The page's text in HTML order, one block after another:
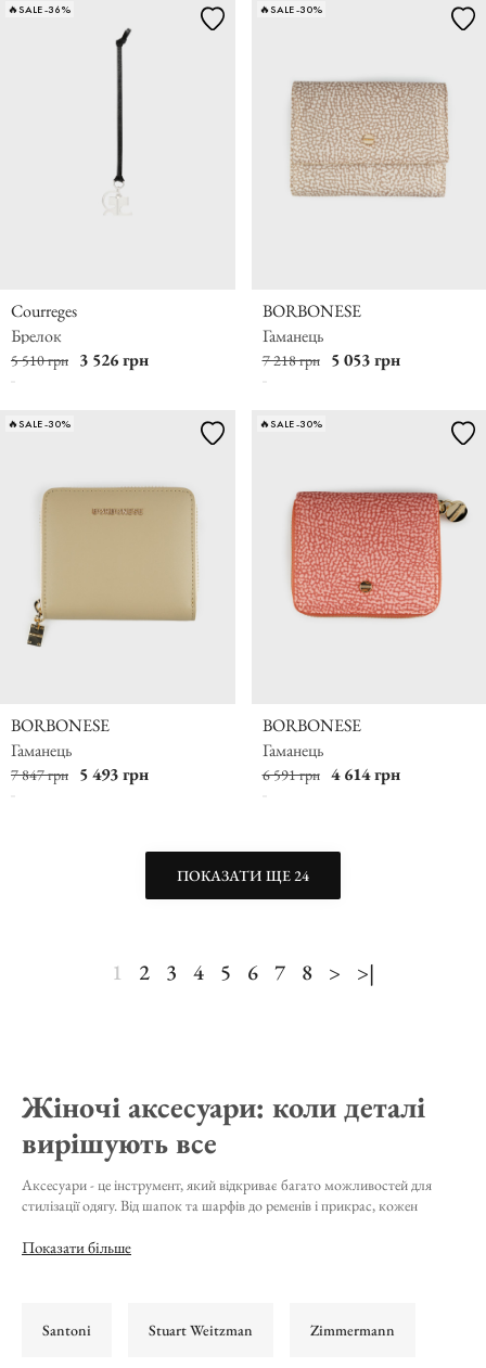
🔥SALE -36%
Courreges
Брелок
5 510 грн 3 526 грн
🔥SALE -30%
BORBONESE
Гаманець
7 218 грн 5 053 грн
🔥SALE -30%
BORBONESE
Гаманець
7 847 грн 5 493 грн
🔥SALE -30%
BORBONESE
Гаманець
6 591 грн 4 614 грн
ПОКАЗАТИ ЩЕ 24
1 2 3 4 5 6 7 8 > >|
Жіночі аксесуари: коли деталі
вирішують все
Аксесуари - це інструмент, який відкриває багато можливостей для
стилізації одягу. Від шапок та шарфів до ременів і прикрас, кожен
жінок
Показати більше
Santoni Stuart Weitzman Zimmermann